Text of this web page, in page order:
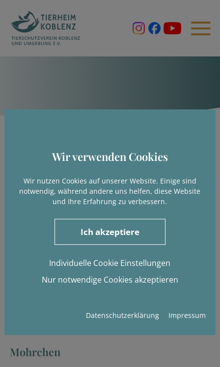
Wir verwenden Cookies
Wir nutzen Cookies auf unserer Website. Einige sind
notwendig, während andere uns helfen, diese Website
und Ihre Erfahrung zu verbessern.
Ich akzeptiere
Individuelle Cookie Einstellungen
Nur notwendige Cookies akzeptieren
Datenschutzerklärung Impressum
Mohrchen